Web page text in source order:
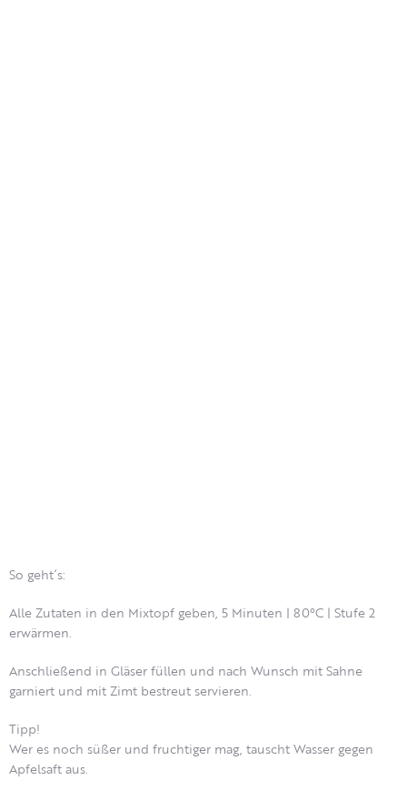
So geht´s:
Alle Zutaten in den Mixtopf geben, 5 Minuten | 80°C | Stufe 2
erwärmen.
Anschließend in Gläser füllen und nach Wunsch mit Sahne
garniert und mit Zimt bestreut servieren.
Tipp!
Wer es noch süßer und fruchtiger mag, tauscht Wasser gegen
Apfelsaft aus.